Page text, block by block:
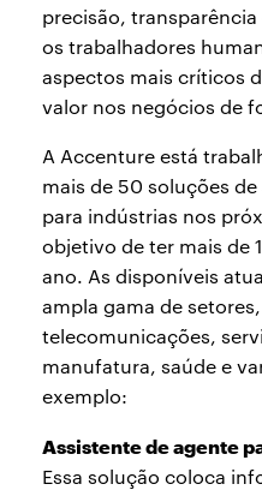
precisão,
os trabalhadores
aspectos mais críticos
valor nos negócios de
A Accenture está
mais de 50 soluções
para indústrias nos
objetivo de ter mais de
ano. As disponíveis
ampla gama de
telecomunicações,
manufatura, saúde e
exemplo:
Assistente de agente
Essa solução coloca